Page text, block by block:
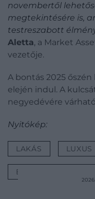
novembertől
megtekintésére is,
testreszabott
Aletta, a Market
vezetője.
A bontás 2025
elején indul. A
negyedévére
Nyitókép:
LAKÁS LUXUS
BUDAPEST